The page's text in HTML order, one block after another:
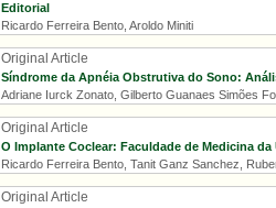
Editorial
Ricardo Ferreira Bento, Aroldo Miniti
Original Article
Síndrome da Apnéia Obstrutiva do Sono:
Adriane Iurck Zonato, Gilberto Guanaes Simões
Original Article
O Implante Coclear: Faculdade de Medicina
Ricardo Ferreira Bento, Tanit Ganz Sanchez,
Original Article